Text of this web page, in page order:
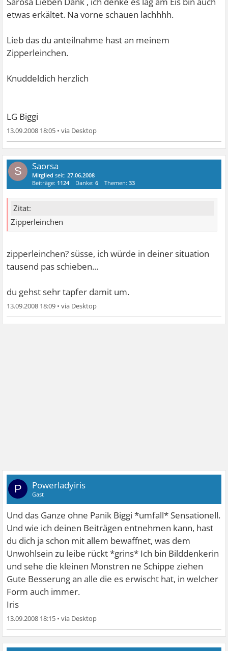
etwas erkältet. Na vorne schauen lachhhh.
Lieb das du anteilnahme hast an meinem
Zipperleinchen.
Knuddeldich herzlich
LG Biggi
13.09.2008 18:05 •
S Saorsa
Mitglied seit:27.06.2008
Beiträge: 1124 Danke:6 Themen:33
Zitat:
Zipperleinchen
zipperleinchen? süsse, ich würde in deiner situation
tausend pas schieben...
du gehst sehr tapfer damit um.
13.09.2008 18:09 •
P Powerladyiris
Gast
Und das Ganze ohne Panik Biggi *umfall* Sensationell.
Und wie ich deinen Beiträgen entnehmen kann, hast
du dich ja schon mit allem bewaffnet, was dem
Unwohlsein zu leibe rückt *grins* Ich bin Bilddenkerin
und sehe die kleinen Monstren ne Schippe ziehen
Gute Besserung an alle die es erwischt hat, in welcher
Form auch immer.
Iris
13.09.2008 18:15 •